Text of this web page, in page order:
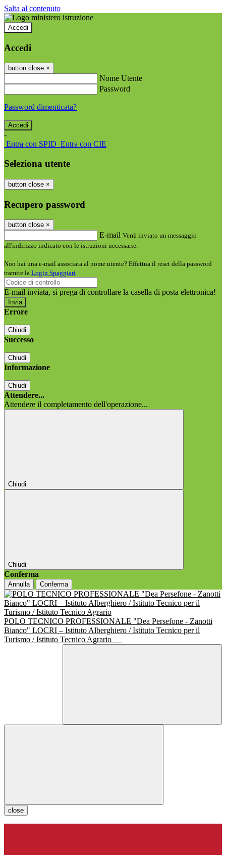
Salta al contenuto
Accedi
Accedi
button close ×
Nome Utente
Password
Password dimenticata?
-
Entra con SPID Entra con CIE
Seleziona utente
button close ×
Recupero password
button close ×
E-mail Verrà inviato un messaggio
all'indirizzo indicato con le istruzioni necessarie.
Non hai una e-mail associata al nome utente? Effettua il reset della password
tramite la Login Spaggiari
E-mail inviata, si prega di controllare la casella di posta elettronica!
Errore
Chiudi
Successo
Chiudi
Informazione
Chiudi
Attendere...
Attendere il completamento dell'operazione...
Chiudi
Chiudi
Conferma
Annulla Conferma
POLO TECNICO PROFESSIONALE "Dea Persefone - Zanotti
Bianco" LOCRI – Istituto Alberghiero / Istituto Tecnico per il
Turismo / Istituto Tecnico Agrario
close